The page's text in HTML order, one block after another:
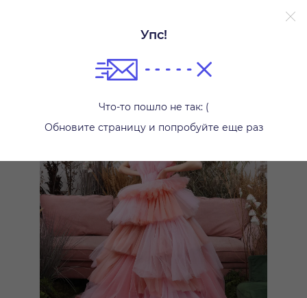
Упс!
Что-то пошло не так: (
Обновите страницу и попробуйте еще раз